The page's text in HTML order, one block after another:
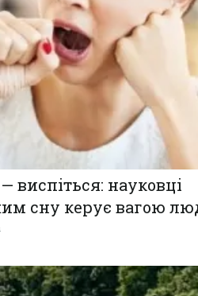
виспіться: науковці
сну керує вагою